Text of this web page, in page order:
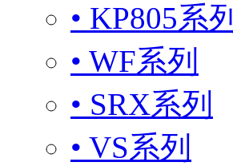
• KP805系列
• WF系列
• SRX系列
• VS系列